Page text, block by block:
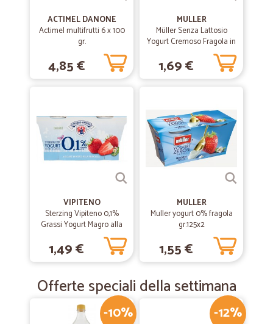
ACTIMEL DANONE
Actimel multifrutti 6 x 100
gr.
4,85 €
MULLER
Müller Senza Lattosio
Yogurt Cremoso Fragola in
Pezzi 2 x 125 g
1,69 €
VIPITENO
Sterzing Vipiteno 0,1%
Grassi Yogurt Magro alla
Fragola 2 x 125 g
1,49 €
MULLER
Muller yogurt 0% fragola
gr.125x2
1,55 €
Offerte speciali della settimana
-10% -12%